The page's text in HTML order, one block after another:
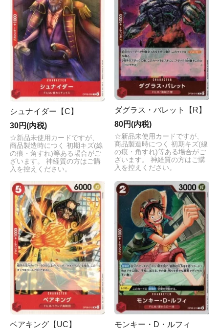
シュナイダー【C】
30円(内税)
☆新品未使用カードですが、
商品製造時につく 初期キズ(線
の痕・角すれ)等ある場合がご
ざいます。 神経質の方はご購
入を控えください。
ダグラス・バレット【R】
80円(内税)
☆新品未使用カードですが、
商品製造時につく 初期キズ(線
の痕・角すれ)等ある場合がご
ざいます。 神経質の方はご購
入を控えください。
ベアキング【UC】
モンキー・D・ルフィ